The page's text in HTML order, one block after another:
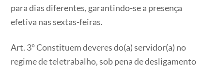
para dias diferentes, garantindo-se a presença
efetiva nas sextas-feiras.
Art. 3º Constituem deveres do(a) servidor(a) no
regime de teletrabalho, sob pena de desligamento